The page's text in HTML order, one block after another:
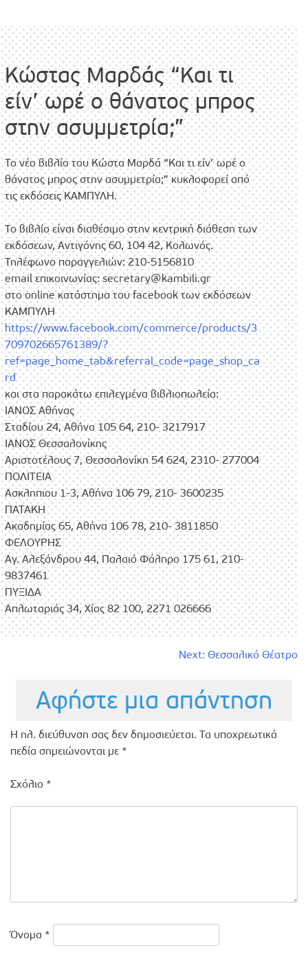
Κώστας Μαρδάς “Και τι
είν’ ωρέ ο θάνατος μπρος
στην ασυμμετρία;”
Το νέο βιβλίο του Κώστα Μαρδά “Και τι είν’ ωρέ ο
θάνατος μπρος στην ασυμμετρία;” κυκλοφορεί από
τις εκδόσεις ΚΑΜΠΥΛΗ.
Το βιβλίο είναι διαθέσιμο στην κεντρική διάθεση των
εκδόσεων, Αντιγόνης 60, 104 42, Κολωνός.
Τηλέφωνο παραγγελιών: 210-5156810
email επικοινωνίας:secretary@kambili.gr
στο online κατάστημα του facebook των εκδόσεων
ΚΑΜΠΥΛΗ
https://www.facebook.com/commerce/products/3
709702665761389/?
ref=page_home_tab&referral_code=page_shop_ca
rd
και στα παρακάτω επιλεγμένα βιβλιοπωλεία:
ΙΑΝΟΣ Αθήνας
Σταδίου 24, Αθήνα 105 64, 210- 3217917
ΙΑΝΟΣ Θεσσαλονίκης
Αριστοτέλους 7, Θεσσαλονίκη 54 624, 2310- 277004
ΠΟΛΙΤΕΙΑ
Ασκληπιου 1-3, Αθήνα 106 79, 210- 3600235
ΠΑΤΑΚΗ
Ακαδημίας 65, Αθήνα 106 78, 210- 3811850
ΦΕΛΟΥΡΗΣ
Αγ. Αλεξάνδρου 44, Παλαιό Φάληρο 175 61, 210-
9837461
ΠΥΞΙΔΑ
Απλωταριάς 34, Χίος 82 100, 2271 026666
άρθρων
Next: Θεσσαλικό Θέατρο
Αφήστε μια απάντηση
Η ηλ. διεύθυνση σας δεν δημοσιεύεται. Τα υποχρεωτικά
πεδία σημειώνονται με *
Σχόλιο *
Όνομα *